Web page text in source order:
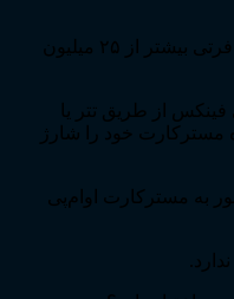
آیا امکان شارژ مسترکارت مسافرتی بیشتر از ۲۵ میلیون
از طریق تتر یا
مسترکارت خود را شارژ
به مسترکارت اوام‌پی